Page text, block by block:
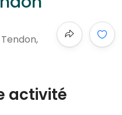
activité